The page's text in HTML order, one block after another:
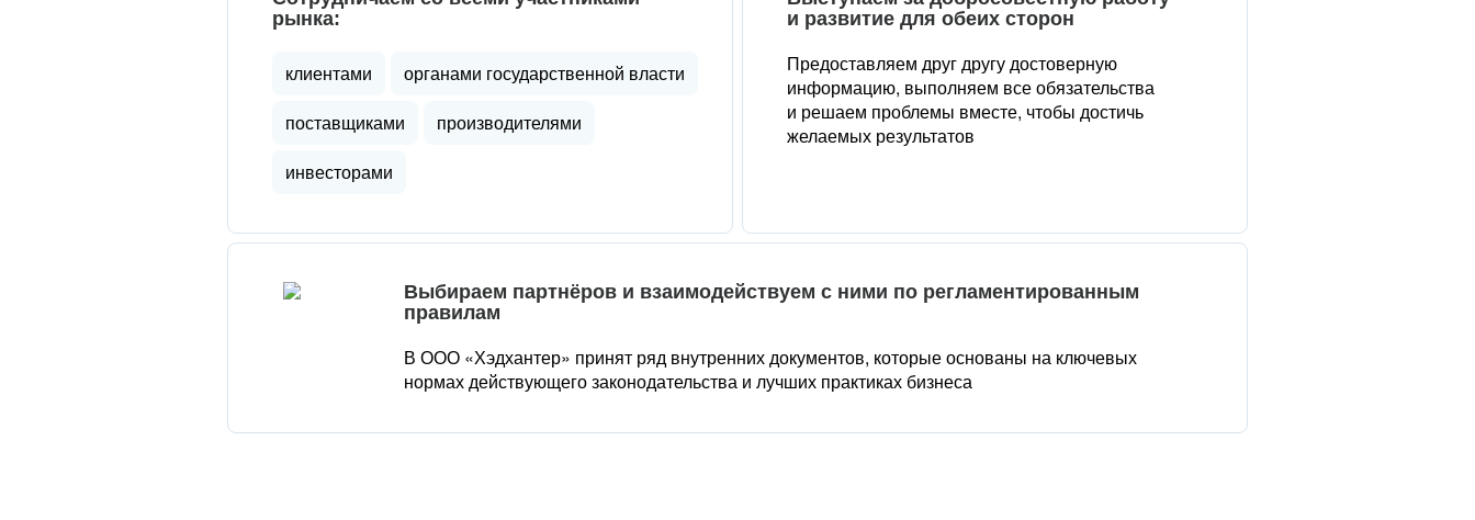
рынка:
клиентами
органами государственной власти
поставщиками
производителями
инвесторами
и развитие для обеих сторон
Предоставляем друг другу достоверную
информацию, выполняем все обязательства
и решаем проблемы вместе, чтобы достичь
желаемых результатов
Выбираем партнёров и взаимодействуем с ними по регламентированным
правилам
В ООО «Хэдхантер» принят ряд внутренних документов, которые основаны на ключевых
нормах действующего законодательства и лучших практиках бизнеса